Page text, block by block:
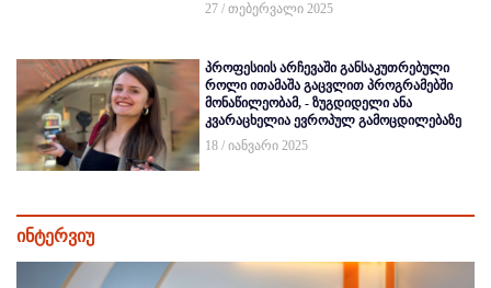
27 / თებერვალი 2025
პროფესიის არჩევაში განსაკუთრებული
როლი ითამაშა გაცვლით პროგრამებში
მონაწილეობამ, - ზუგდიდელი ანა
კვარაცხელია ევროპულ გამოცდილებაზე
18 / იანვარი 2025
ინტერვიუ